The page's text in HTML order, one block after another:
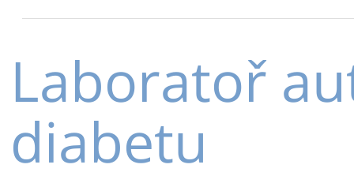
Laboratoř
diabetu